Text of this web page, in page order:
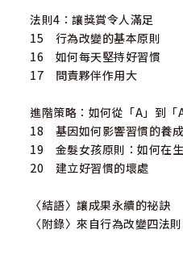
法則4：讓獎賞令人滿足
15 行為改變的基本原則
16 如何每天堅持好習慣
17 問責夥伴作用大
進階策略：如何從「A」到「
18 基因如何影響習慣的養成
19 金髮女孩原則：如何在
20 建立好習慣的壞處
〈結語〉讓成果永續的祕訣
〈附錄〉來自行為改變四法